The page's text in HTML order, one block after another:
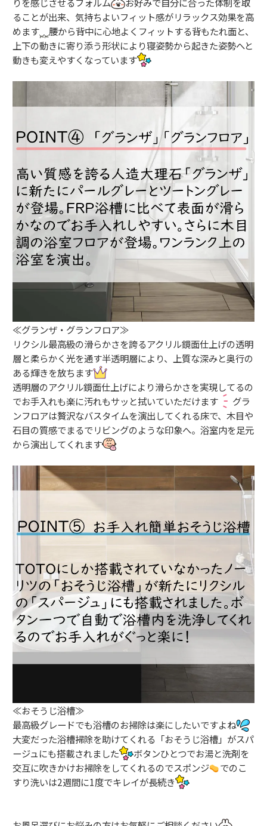
ることが出来、気持ちよいフィット感がリラックス効果を高
めます
腰から背中に心地よくフィットする背もたれ面と、
上下の動きに寄り添う形状により寝姿勢から起きた姿勢へと
動きも変えやすくなっています
≪グランザ・グランフロア≫
リクシル最高級の滑らかさを誇るアクリル鏡面仕上げの透明
層と柔らかく光を通す半透明層により、上質な深みと奥行の
ある輝きを放ちます
透明層のアクリル鏡面仕上げにより滑らかさを実現してるの
でお手入れも楽に汚れもサッと拭いていただけます
グラ
ンフロアは贅沢なバスタイムを演出してくれる床で、木目や
石目の質感でまるでリビングのような印象へ。浴室内を足元
から演出してくれます
≪おそうじ浴槽≫
最高級グレードでも浴槽のお掃除は楽にしたいですよね
大変だった浴槽掃除を助けてくれる「おそうじ浴槽」がスパ
ージュにも搭載されました
ボタンひとつでお湯と洗剤を
交互に吹きかけお掃除をしてくれるのでスポンジ
でのこ
すり洗いは2週間に1度でキレイが長続き